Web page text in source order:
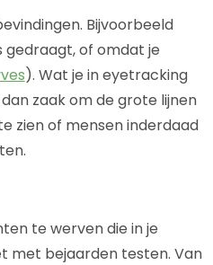
Bijvoorbeeld
gedraagt, of omdat je
). Wat je in eyetracking
zaak om de grote lijnen
zien of mensen inderdaad
te werven die in je
met bejaarden testen. Van